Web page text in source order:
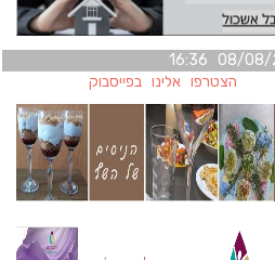
08/08/
הצטרפו אלינו בפייסבוק